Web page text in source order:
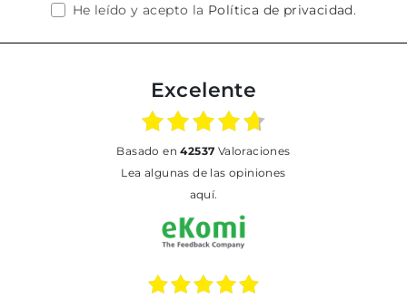
He leído y acepto la Política de privacidad.
Excelente
basado en42537 Valoraciones
Lea algunas de las opiniones
aquí.